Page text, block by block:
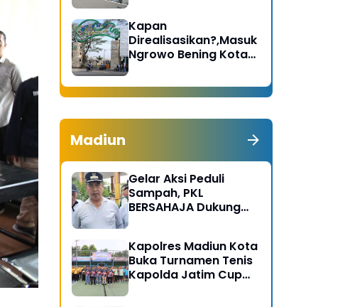
Kapan
Direalisasikan?,Masuk
Ngrowo Bening Kota
Dikenakan Tarif
Madiun
Gelar Aksi Peduli
Sampah, PKL
BERSAHAJA Dukung
Madiun
Kapolres Madiun Kota
Buka Turnamen Tenis
Kapolda Jatim Cup